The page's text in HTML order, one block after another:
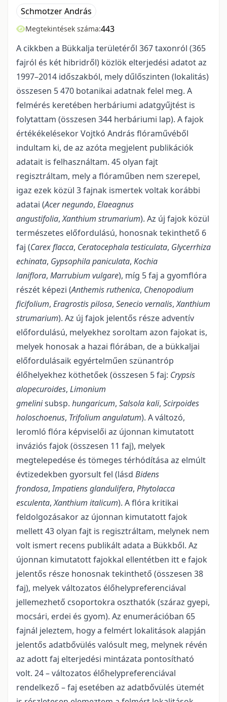
Schmotzer András
Megtekintések száma:443
A cikkben a Bükkalja területéről 367 taxonról (365
fajról és két hibridről) közlök elterjedési adatot az
1997–2014 időszakból, mely dűlőszinten (lokalitás)
összesen 5 470 botanikai adatnak felel meg. A
felmérés keretében herbáriumi adatgyűjtést is
folytattam (összesen 344 herbáriumi lap). A fajok
értékékelésekor Vojtkó András flóraművéből
indultam ki, de az azóta megjelent publikációk
adatait is felhasználtam. 45 olyan fajt
regisztráltam, mely a flóraműben nem szerepel,
igaz ezek közül 3 fajnak ismertek voltak korábbi
adatai (Acer negundo, Elaeagnus
angustifolia,Xanthium strumarium). Az új fajok közül
természetes előfordulású, honosnak tekinthető 6
faj (Carex flacca, Ceratocephala testiculata, Glycerrhiza
echinata, Gypsophila paniculata, Kochia
laniflora, Marrubium vulgare), míg 5 faj a gyomflóra
részét képezi (Anthemis ruthenica, Chenopodium
ficifolium, Eragrostis pilosa, Senecio vernalis,Xanthium
strumarium). Az új fajok jelentős része adventív
előfordulású, melyekhez soroltam azon fajokat is,
melyek honosak a hazai flórában, de a bükkaljai
előfordulásaik egyértelműen szünantróp
élőhelyekhez köthetőek (összesen 5 faj: Crypsis
alopecuroides, Limonium
gmelinisubsp. hungaricum, Salsola kali, Scirpoides
holoschoenus, Trifolium angulatum). A változó,
leromló flóra képviselői az újonnan kimutatott
inváziós fajok (összesen 11 faj), melyek
megtelepedése és tömeges térhódítása az elmúlt
évtizedekben gyorsult fel (lásd Bidens
frondosa,Impatiens glandulifera, Phytolacca
esculenta,Xanthium italicum). A flóra kritikai
feldolgozásakor az újonnan kimutatott fajok
mellett 43 olyan fajt is regisztráltam, melynek nem
volt ismert recens publikált adata a Bükkből. Az
újonnan kimutatott fajokkal ellentétben itt e fajok
jelentős része honosnak tekinthető (összesen 38
faj), melyek változatos élőhelypreferenciával
jellemezhető csoportokra oszthatók (száraz gyepi,
mocsári, erdei és gyom). Az enumerációban 65
fajnál jeleztem, hogy a felmért lokalitások alapján
jelentős adatbővülés valósult meg, melynek révén
az adott faj elterjedési mintázata pontosítható
volt. 24 – változatos élőhelypreferenciával
rendelkező – faj esetében az adatbővülés ütemét